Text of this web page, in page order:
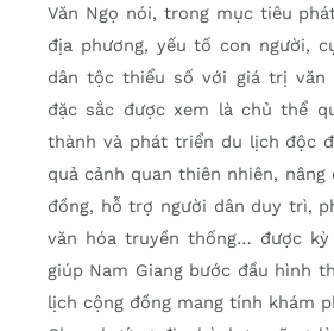
Văn Ngọ nói, trong mục tiêu
địa phương, yếu tố con người,
dân tộc thiểu số với giá trị văn
đặc sắc được xem là chủ thể
thành và phát triển du lịch độc
quả cảnh quan thiên nhiên, nâng
đồng, hỗ trợ người dân duy trì,
văn hóa truyền thống… được
giúp Nam Giang bước đầu hình
lịch cộng đồng mang tính khám